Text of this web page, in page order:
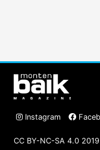
Instagram
CC BY-NC-SA 4.0